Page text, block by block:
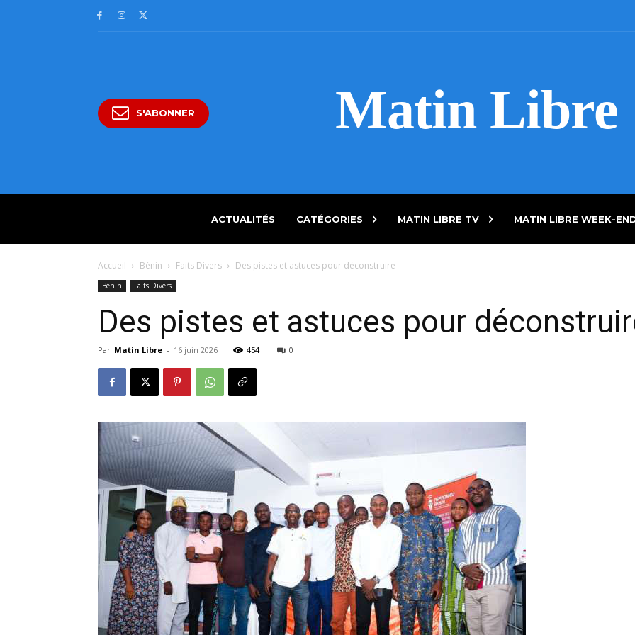
S'ABONNER Matin Libre
ACTUALITÉS CATÉGORIES MATIN LIBRE TV MATIN LIBRE WEEK-
Accueil Bénin Faits Divers Des pistes et astuces pour déconstruire
Bénin Faits Divers
Des pistes et astuces pour
Par Matin Libre - 16 juin 2026 454 0